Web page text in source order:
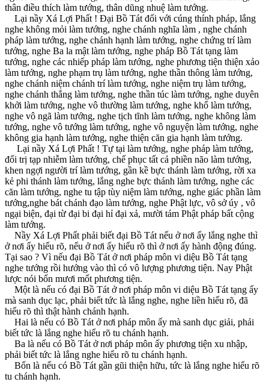
thân điều thích làm tướng, thân dũng nhuệ làm tướng.
Lại nầy Xá Lợi Phất ! Ðại Bồ Tát đối với cúng thính pháp, lắng
nghe không mỏi làm tướng, nghe chánh nghĩa làm , nghe chánh
pháp làm tướng, nghe chánh hạnh làm tướng, nghe chứng trí làm
tướng, nghe Ba la mật làm tướng, nghe pháp Bồ Tát tạng làm
tướng, nghe các nhiếp pháp làm tướng, nghe phương tiện thiện xảo
làm tướng, nghe phạm trụ làm tướng, nghe thần thông làm tướng,
nghe chánh niệm chánh trí làm tướng, nghe niệm trụ làm tướng,
nghe chánh thắng làm tướng, nghe thần túc làm tướng, nghe duyên
khởi làm tướng, nghe vô thường làm tướng, nghe khổ làm tướng,
nghe vô ngã làm tướng, nghe tịch tĩnh làm tướng, nghe không làm
tướng, nghe vô tướng làm tướng, nghe vô nguyện làm tướng, nghe
không gia hạnh làm tướng, nghe thiện căn gia hạnh làm tướng.
Lại nầy Xá Lợi Phất ! Tự tại làm tướng, nghe pháp làm tướng,
đối trị tạp nhiễm làm tướng, chế phục tất cả phiền não làm tướng,
khen ngợi người trí làm tướng, gần kề bực thánh làm tướng, rời xa
kẻ phi thánh làm tướng, lắng nghe bực thánh làm tướng, nghe các
căn làm tướng, nghe tu tập tùy niệm làm tướng, nghe giác phần làm
tướng,nghe bát chánh đạo làm tướng, nghe Phật lực, vô sở úy , vô
ngại biện, đại từ đại bi đại hỉ đại xả, mười tám Phật pháp bất cộng
làm tướng.
Nầy Xá Lợi Phất phải biết đại Bồ Tát nếu ở nơi ấy lắng nghe thì
ở nơi ấy hiểu rõ, nếu ở nơi ấy hiểu rõ thì ở nơi ấy hành động đúng.
Tại sao ? Vì nếu đại Bồ Tát ở nơi pháp môn vi diệu Bồ Tát tạng
nghe tướng rồi hướng vào thì có vô lượng phương tiện. Nay Phật
lược nói bốn mươi mốt phương tiện.
Một là nếu có đại Bồ Tát ở nơi pháp môn vi diệu Bồ Tát tạng ấy
mà sanh dục lạc, phải biết tức là lắng nghe, nghe liền hiểu rõ, đã
hiểu rõ thì thật hành chánh hạnh.
Hai là nếu có Bồ Tát ở nơi pháp môn ấy mà sanh dục giải, phải
biết tức là lắng nghe hiểu rõ tu chánh hạnh.
Ba là nếu có Bồ Tát ở nơi pháp môn ấy phương tiện xu nhập,
phải biết tức là lắng nghe hiểu rõ tu chánh hạnh.
Bốn là nếu có Bồ Tát gần gũi thiện hữu, tức là lắng nghe hiểu rõ
tu chánh hạnh.